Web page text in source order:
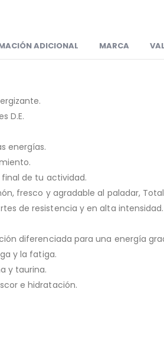
ADICIONAL MARCA
D.E.
energías.
de tu actividad.
fresco y agradable al paladar,
de resistencia y en alta intensidad.
diferenciada para una energía
y la fatiga.
y taurina.
e hidratación.